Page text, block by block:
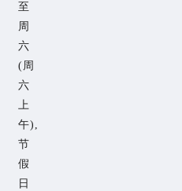
至
周
六
(周
六
上
午),
节
假
日